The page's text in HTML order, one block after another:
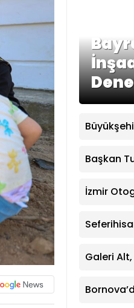
Başkan
indirildi
İzmir
Galeri Alt,